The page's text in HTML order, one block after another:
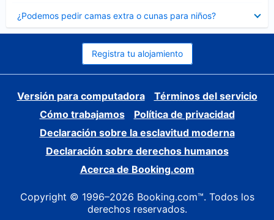
¿Podemos pedir camas extra o cunas para niños?
cerrado
Registra tu alojamiento
Versión para computadora
Términos del servicio
Cómo trabajamos
Política de privacidad
Declaración sobre la esclavitud moderna
Declaración sobre derechos humanos
Acerca de Booking.com
Copyright © 1996–2026 Booking.com™. Todos los
derechos reservados.